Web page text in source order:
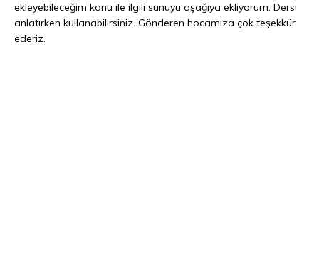
ekleyebileceğim konu ile ilgili sunuyu aşağıya ekliyorum. Dersi
anlatırken kullanabilirsiniz. Gönderen hocamıza çok teşekkür
ederiz.